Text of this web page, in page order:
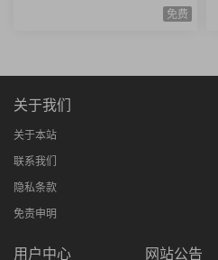
理论高级实战技巧模仿大师风
免费
关于我们
关于本站
联系我们
隐私条款
免责申明
用户中心 网站公告